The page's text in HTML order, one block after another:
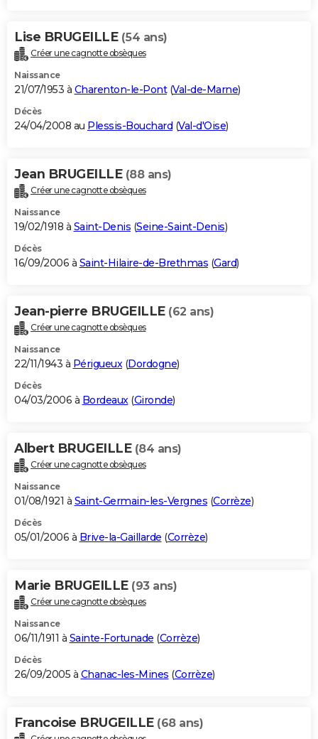
Lise BRUGEILLE (54 ans)
Créer une cagnotte obsèques
Naissance
21/07/1953 à Charenton-le-Pont(Val-de-Marne)
Décès
24/04/2008 au Plessis-Bouchard (Val-d'Oise)
Jean BRUGEILLE (88 ans)
Créer une cagnotte obsèques
Naissance
19/02/1918 à Saint-Denis (Seine-Saint-Denis)
Décès
16/09/2006 à Saint-Hilaire-de-Brethmas (Gard)
Jean-pierre BRUGEILLE (62 ans)
Créer une cagnotte obsèques
Naissance
22/11/1943 à Périgueux(Dordogne)
Décès
04/03/2006 à Bordeaux(Gironde)
Albert BRUGEILLE (84 ans)
Créer une cagnotte obsèques
Naissance
01/08/1921 à Saint-Germain-les-Vergnes (Corrèze)
Décès
05/01/2006 à Brive-la-Gaillarde (Corrèze)
Marie BRUGEILLE (93 ans)
Créer une cagnotte obsèques
Naissance
06/11/1911 à Sainte-Fortunade (Corrèze)
Décès
26/09/2005 à Chanac-les-Mines (Corrèze)
Francoise BRUGEILLE (68 ans)